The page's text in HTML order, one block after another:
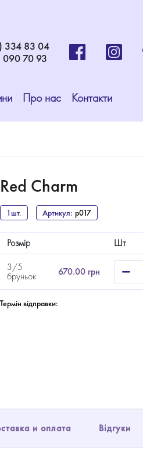
334 83 04
70 93
Про нас Контакти
Red Charm
1шт. Артикул: p017
Розмір
Шт
3/5
бруньок 670.00 грн
Термін відправки:
и оплата Відгуки